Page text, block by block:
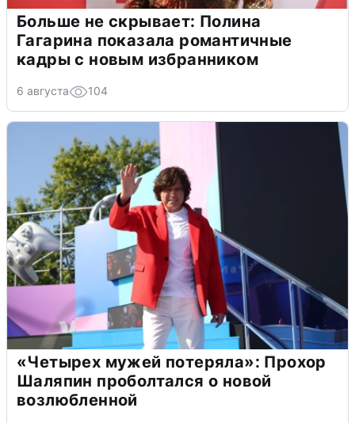
Больше не скрывает: Полина
Гагарина показала романтичные
кадры с новым избранником
6 августа 104
«Четырех мужей потеряла»: Прохор
Шаляпин проболтался о новой
возлюбленной